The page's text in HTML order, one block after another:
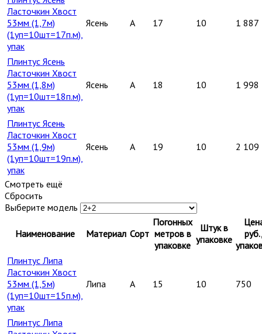
Ласточкин Хвост
53мм (1,7м)
(1уп=10шт=17п.м),
упак
Ясень A 17 10 1 887
Плинтус Ясень
Ласточкин Хвост
53мм (1,8м)
(1уп=10шт=18п.м),
упак
Ясень A 18 10 1 998
Плинтус Ясень
Ласточкин Хвост
53мм (1,9м)
(1уп=10шт=19п.м),
упак
Ясень A 19 10 2 109
Смотреть ещё
Сбросить
Выберите модель
Наименование Материал Сорт
Погонных
метров в
упаковке
Штук в
упаковке
Плинтус Липа
Ласточкин Хвост
53мм (1,5м)
(1уп=10шт=15п.м),
упак
Липа A 15 10 750
Плинтус Липа